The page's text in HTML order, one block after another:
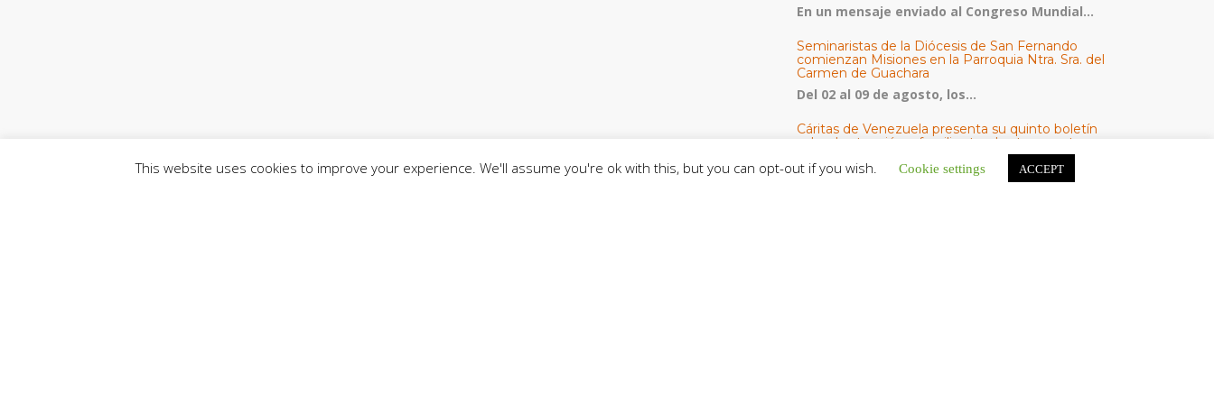
En un mensaje enviado al Congreso Mundial...
Seminaristas de la Diócesis de San Fernando
comienzan Misiones en la Parroquia Ntra. Sra. del
Carmen de Guachara
Del 02 al 09 de agosto, los...
Cáritas de Venezuela presenta su quinto boletín
sobre la atención a familias tras los terremotos
Cáritas de Venezuela publicó este martes 4...
This website uses cookies to improve your experience. We'll assume you're ok with this, but you can opt-out if you wish. Cookie settings ACCEPT